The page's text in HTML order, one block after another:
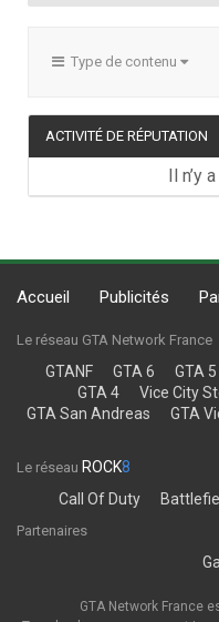
Type de contenu
ACTIVITÉ DE RÉPUTATION
Il n’y
Accueil Publicités
Le réseau GTA Network France
GTANF GTA 6 GTA 5
GTA 4
Vice City
GTA San Andreas
GTA
Le réseau ROCK8
Call Of Duty
Partenaires
GTA Network France